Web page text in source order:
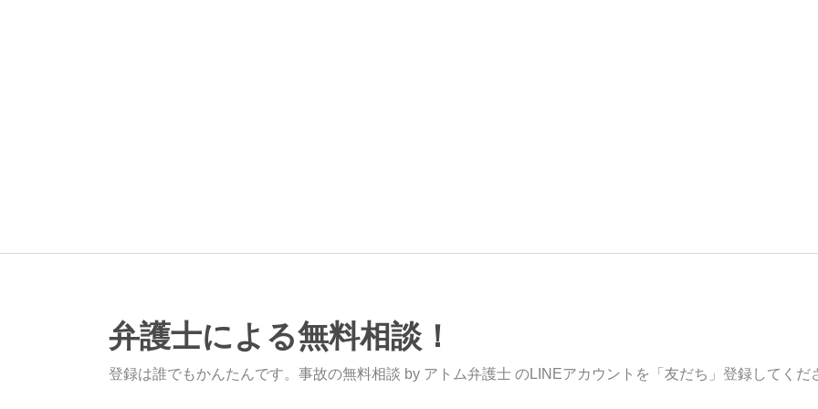
弁護士による無料相談！
登録は誰でもかんたんです。事故の無料相談 by アトム弁護士 のLINEアカウントを「友だち」登録してくだ